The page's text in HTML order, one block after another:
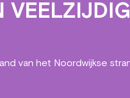
VEELZIJDIG
van het Noordwijkse